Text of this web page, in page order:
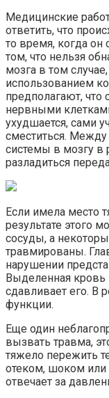
Медицинские
ответить, что
то время, когда он
том, что нельзя
мозга в том
использованием
предполагают,
нервными
ухудшается, сами
сместиться.
системы в мозгу в
разладиться
Если имела место
результате этого
сосуды, а
травмированы.
нарушении
Выделенная кровь
сдавливает его. В
функции.
Еще один
вызвать травма,
тяжело пережить
отеком, шоком или
отвечает за